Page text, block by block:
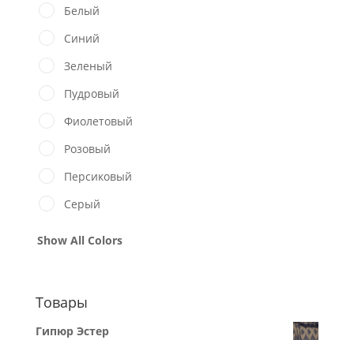
Белый
Синий
Зеленый
Пудровый
Фиолетовый
Розовый
Персиковый
Серый
Show All Colors
Товары
Гипюр Эстер